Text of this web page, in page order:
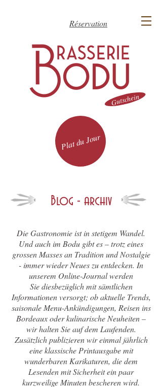
Réservation
Plat du Jour
Gutschein
Blog - archiv
Die Gastronomie ist in stetigem Wandel.
Und auch im Bodu gibt es – trotz eines
grossen Masses an Tradition und Nostalgie
- immer wieder Neues zu entdecken. In
unserem Online-Journal werden
Sie diesbezüglich mit sämtlichen
Informationen versorgt; ob aktuelle Trends,
saisonale Menu-Ankündigungen, Reisen ins
Bordeaux oder kulinarische Neuheiten –
wir halten Sie auf dem Laufenden.
Zusätzlich publizieren wir einmal jährlich
eine klassische Printausgabe mit
wunderbaren Karikaturen, die dem
Lesenden mit Sicherheit ein paar
kurzweilige Minuten bescheren wird.